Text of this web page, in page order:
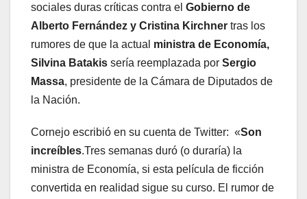
sociales duras críticas contra el Gobierno de
Alberto Fernández y Cristina Kirchner tras los
rumores de que la actual ministra de Economía,
Silvina Batakis sería reemplazada por Sergio
Massa, presidente de la Cámara de Diputados de
la Nación.
Cornejo escribió en su cuenta de Twitter: «Son
increíbles.Tres semanas duró (o duraría) la
ministra de Economía, si esta película de ficción
convertida en realidad sigue su curso. El rumor de